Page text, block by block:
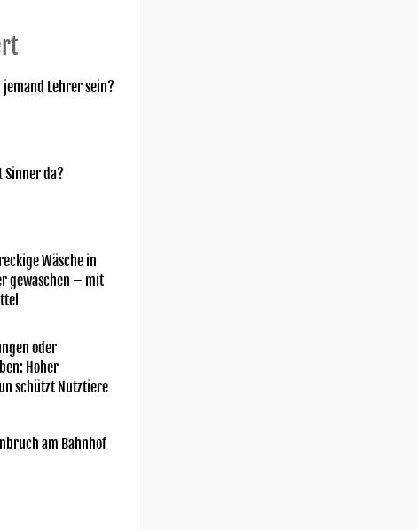
Lehrer sein?
Sinner da?
Wäsche in
gewaschen – mit
oder
Hoher
schützt Nutztiere
am Bahnhof